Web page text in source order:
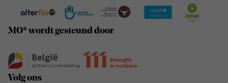
MO* wordt gesteund door
Volg ons